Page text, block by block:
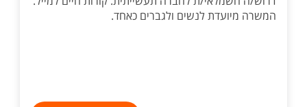
המשרה מיועדת לנשים ולגברים כאחד.